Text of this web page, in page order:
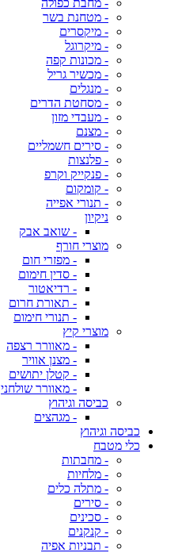
- מחבת כפולה
- מטחנת בשר
- מיקסרים
- מיקרוגל
- מכונות קפה
- מכשיר גריל
- מנגלים
- מסחטת הדרים
- מעבדי מזון
- מצנם
- סירים חשמליים
- פלנצות
- פנקייק וקרפ
- קומקום
- תנורי אפייה
ניקיון
- שואב אבק
מוצרי חורף
- מפזרי חום
- סדין חימום
- רדיאטור
- תאורת חרום
- תנורי חימום
מוצרי קיץ
- מאוורר רצפה
- מצנן אוויר
- קטלן יתושים
- מאוורר שולחני
כביסה וגיהוץ
- מגהצים
כביסה וגיהוץ
כלי מטבח
- מחבתות
- מלחיות
- מתלה כלים
- סירים
- סכינים
- קנקנים
- תבניות אפיה